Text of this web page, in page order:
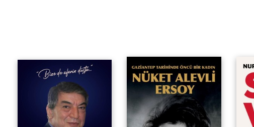
“Bize De ‘aferin’ Düştü...”
Bir